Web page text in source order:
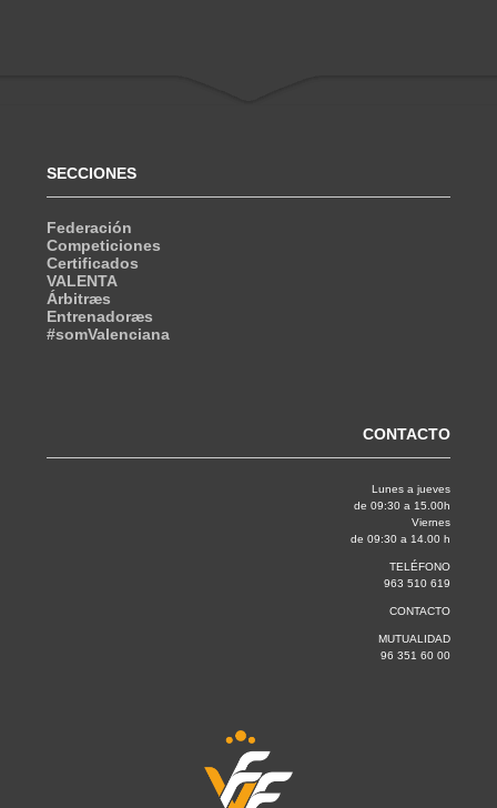
SECCIONES
Federación
Competiciones
Certificados
VALENTA
Árbitræs
Entrenadoræs
#somValenciana
CONTACTO
Lunes a jueves
de 09:30 a 15.00h
Viernes
de 09:30 a 14.00 h
TELÉFONO
963 510 619
CONTACTO
MUTUALIDAD
96 351 60 00